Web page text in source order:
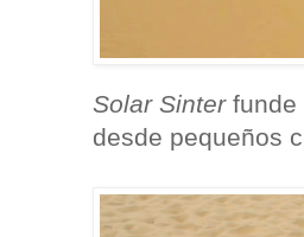
Solar Sinterfunde
desde pequeños